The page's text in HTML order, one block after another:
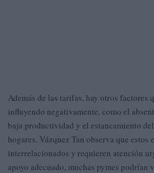
Además de las tarifas, hay otros factores
influyendo negativamente, como el
baja productividad y el estancamiento
hogares. Vázquez Tan observa que estos
interrelacionados y requieren atención
apoyo adecuado, muchas pymes podrían